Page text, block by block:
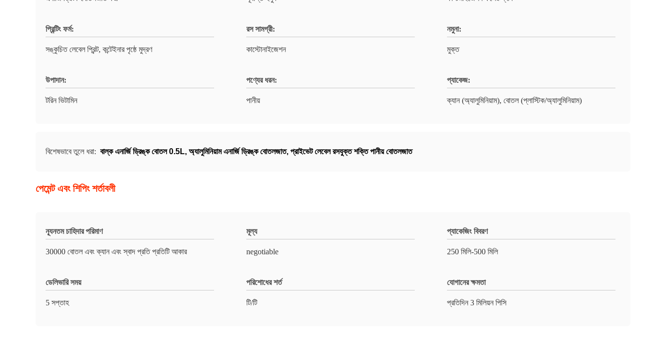
প্রিন্টিং ফর্ম:
সঙ্কুচিত লেবেল প্রিন্ট, কন্টেইনার পৃষ্ঠে মুদ্রণ
রস সামগ্রী:
কাস্টোনাইজেশন
নমুনা:
মুক্ত
উপাদান:
টরিন ভিটামিন
পণ্যের ধরন:
পানীয়
প্যাকেজ:
ক্যান (অ্যালুমিনিয়াম), বোতল (প্লাস্টিক/অ্যালুমিনিয়াম)
বিশেষভাবে তুলে ধরা: বাল্ক এনার্জি ড্রিঙ্ক বোতল 0.5L, অ্যালুমিনিয়াম এনার্জি ড্রিঙ্ক বোতলজাত, প্রাইভেট লেবেল রসযুক্ত শক্তি পানীয় বোতলজাত
পেমেন্ট এবং শিপিং শর্তাবলী
ন্যূনতম চাহিদার পরিমাণ
30000 বোতল এবং ক্যান এবং স্বাদ প্রতি প্রতিটি আকার
মূল্য
negotiable
প্যাকেজিং বিবরণ
250 মিলি-500 মিলি
ডেলিভারি সময়
5 সপ্তাহ
পরিশোধের শর্ত
টি/টি
যোগানের ক্ষমতা
প্রতিদিন 3 মিলিয়ন পিসি